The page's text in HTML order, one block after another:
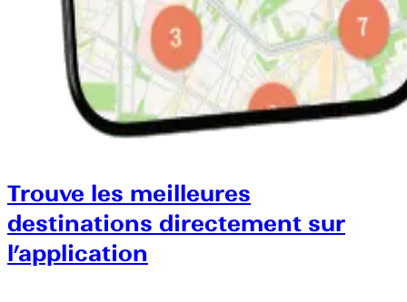
Trouve les meilleures
destinations directement sur
l’application